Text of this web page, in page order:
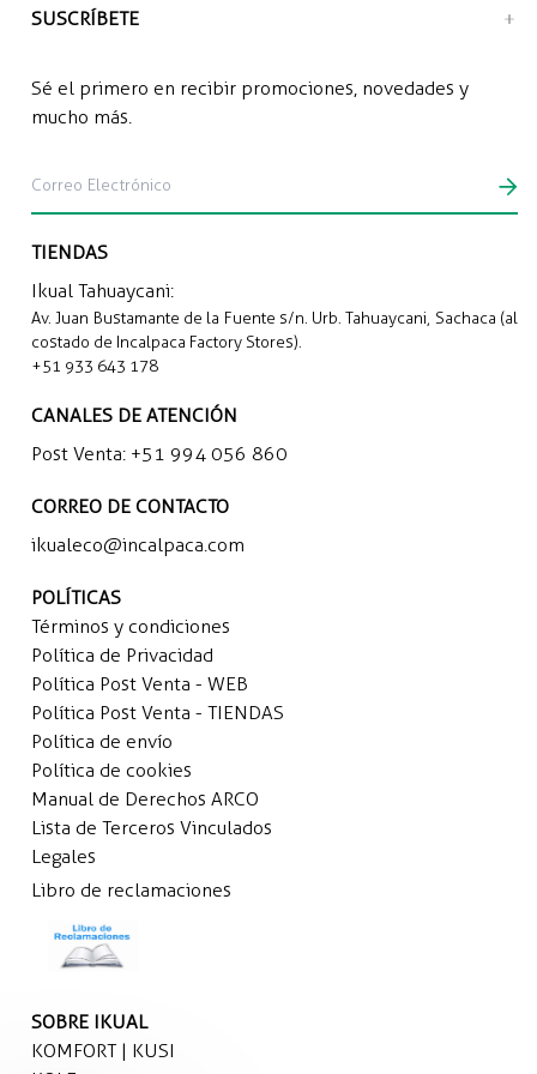
TIENDAS
Ikual Tahuaycani:
Av. Juan Bustamante de la Fuente s/n. Urb. Tahuaycani, Sachaca (al
costado de Incalpaca Factory Stores).
+51 933 643 178
CANALES DE ATENCIÓN
Post Venta: +51 994 056 860
CORREO DE CONTACTO
ikualeco@incalpaca.com
POLÍTICAS
Términos y condiciones
Política de Privacidad
Política Post Venta - WEB
Política Post Venta - TIENDAS
Política de envío
Política de cookies
Manual de Derechos ARCO
Lista de Terceros Vinculados
Legales
Libro de reclamaciones
SOBRE IKUAL
KOMFORT | KUSI
SUSCRÍBETE
Sé el primero en recibir promociones, novedades y
mucho más.